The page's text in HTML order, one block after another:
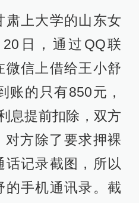
肃上大学的山东女
日，通过QQ联
微信上借给王小舒
账的只有850元，
息提前扣除，双方
对方除了要求押裸
话记录截图，所以
的手机通讯录。截